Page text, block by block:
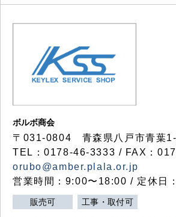
ボルボ商会
〒031-0804 青森県八戸市青葉
TEL：0178-46-3333 / FAX：
orubo@amber.plala.or.jp
営業時間：9:00〜18:00 / 定休日
販売可 工事・取付可